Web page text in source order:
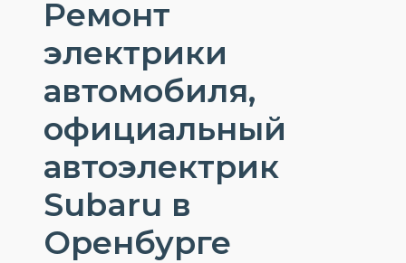
Ремонт
электрики
автомобиля,
официальный
автоэлектрик
Subaru в
Оренбурге